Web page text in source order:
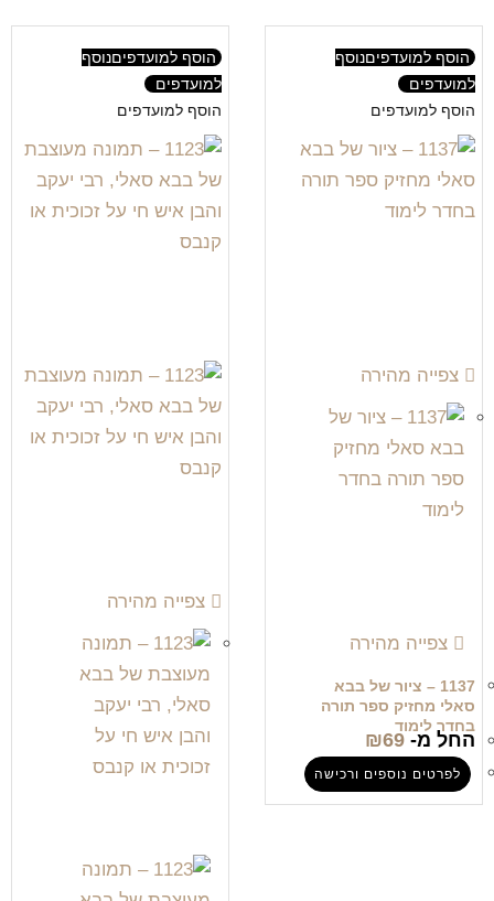
הוסף למועדפיםנוסף
למועדפים
הוסף למועדפים
צפייה מהירה
צפייה מהירה
1137 – ציור של בבא
סאלי מחזיק ספר תורה
בחדר לימוד
החל מ- ₪69
לפרטים נוספים ורכישה
הוסף למועדפיםנוסף
למועדפים
הוסף למועדפים
צפייה מהירה